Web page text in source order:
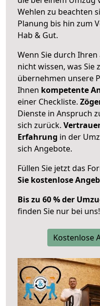
Wehlen zu beachten
Planung bis hin zum
Hab & Gut.
Wenn Sie durch
nicht wissen, was Sie
übernehmen unsere
Ihnen kompetente
einer Checkliste.
Dienste in Anspruch
sich zurück.
Erfahrung in der
sich Angebote.
Füllen Sie jetzt das
Sie kostenlose
Bis zu 60 % der
finden Sie nur bei uns!
Kostenlose